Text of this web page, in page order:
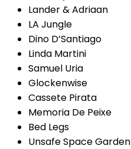
Lander & Adriaan
LA Jungle
Dino D’Santiago
Linda Martini
Samuel Uria
Glockenwise
Cassete Pirata
Memoria De Peixe
Bed Legs
Unsafe Space Garden